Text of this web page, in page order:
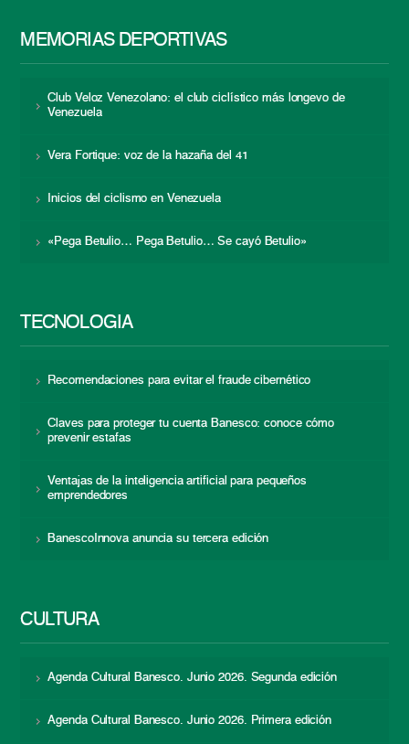
MEMORIAS DEPORTIVAS
Club Veloz Venezolano: el club ciclístico más longevo de
Venezuela
Vera Fortique: voz de la hazaña del 41
Inicios del ciclismo en Venezuela
«Pega Betulio… Pega Betulio… Se cayó Betulio»
TECNOLOGÍA
Recomendaciones para evitar el fraude cibernético
Claves para proteger tu cuenta Banesco: conoce cómo
prevenir estafas
Ventajas de la inteligencia artificial para pequeños
emprendedores
BanescoInnova anuncia su tercera edición
CULTURA
Agenda Cultural Banesco. Junio 2026. Segunda edición
Agenda Cultural Banesco. Junio 2026. Primera edición